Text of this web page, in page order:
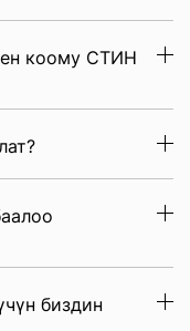
коому СТИН
биздин